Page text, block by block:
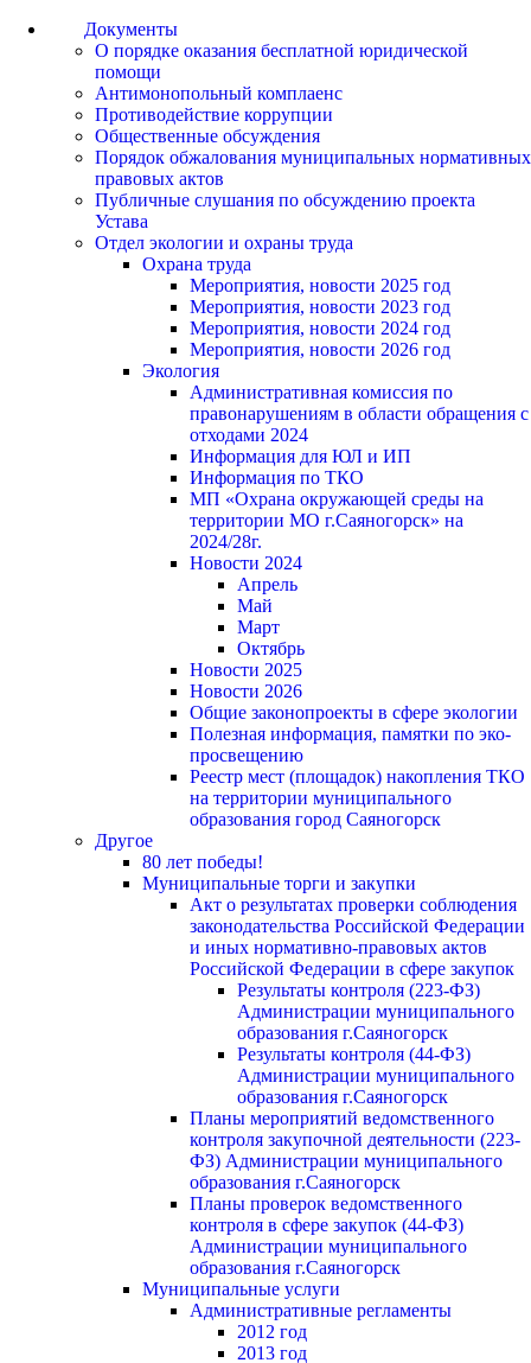
Документы
О порядке оказания бесплатной юридической
помощи
Антимонопольный комплаенс
Противодействие коррупции
Общественные обсуждения
Порядок обжалования муниципальных нормативных
правовых актов
Публичные слушания по обсуждению проекта
Устава
Отдел экологии и охраны труда
Охрана труда
Мероприятия, новости 2025 год
Мероприятия, новости 2023 год
Мероприятия, новости 2024 год
Мероприятия, новости 2026 год
Экология
Административная комиссия по
правонарушениям в области обращения с
отходами 2024
Информация для ЮЛ и ИП
Информация по ТКО
МП «Охрана окружающей среды на
территории МО г.Саяногорск» на
2024/28г.
Новости 2024
Апрель
Май
Март
Октябрь
Новости 2025
Новости 2026
Общие законопроекты в сфере экологии
Полезная информация, памятки по эко-
просвещению
Реестр мест (площадок) накопления ТКО
на территории муниципального
образования город Саяногорск
Другое
80 лет победы!
Муниципальные торги и закупки
Акт о результатах проверки соблюдения
законодательства Российской Федерации
и иных нормативно-правовых актов
Российской Федерации в сфере закупок
Результаты контроля (223-ФЗ)
Администрации муниципального
образования г.Саяногорск
Результаты контроля (44-ФЗ)
Администрации муниципального
образования г.Саяногорск
Планы мероприятий ведомственного
контроля закупочной деятельности (223-
ФЗ) Администрации муниципального
образования г.Саяногорск
Планы проверок ведомственного
контроля в сфере закупок (44-ФЗ)
Администрации муниципального
образования г.Саяногорск
Муниципальные услуги
Административные регламенты
2012 год
2013 год